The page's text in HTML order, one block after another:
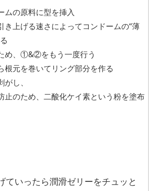
ムの原料に型を挿入
き上げる速さによってコンドームの“薄
め、①&②をもう一度行う
根元を巻いてリング部分を作る
し、
止のため、二酸化ケイ素という粉を塗布
ていったら潤滑ゼリーをチュッと